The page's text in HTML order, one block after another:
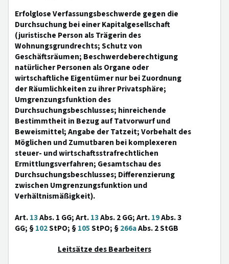
Erfolglose Verfassungsbeschwerde gegen die
Durchsuchung bei einer Kapitalgesellschaft
(juristische Person als Trägerin des
Wohnungsgrundrechts; Schutz von
Geschäftsräumen; Beschwerdeberechtigung
natürlicher Personen als Organe oder
wirtschaftliche Eigentümer nur bei Zuordnung
der Räumlichkeiten zu ihrer Privatsphäre;
Umgrenzungsfunktion des
Durchsuchungsbeschlusses; hinreichende
Bestimmtheit in Bezug auf Tatvorwurf und
Beweismittel; Angabe der Tatzeit; Vorbehalt des
Möglichen und Zumutbaren bei komplexeren
steuer- und wirtschaftsstrafrechtlichen
Ermittlungsverfahren; Gesamtschau des
Durchsuchungsbeschlusses; Differenzierung
zwischen Umgrenzungsfunktion und
Verhältnismäßigkeit).
Art.13Abs. 1 GG; Art.13Abs. 2 GG; Art.19Abs. 3
GG; §102StPO; §105StPO; §266aAbs. 2 StGB
Leitsätze des Bearbeiters